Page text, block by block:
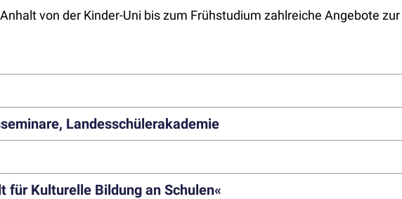
von der Kinder-Uni bis zum Frühstudium zahlreiche Angebote
Landesschülerakademie
Kulturelle Bildung an Schulen«